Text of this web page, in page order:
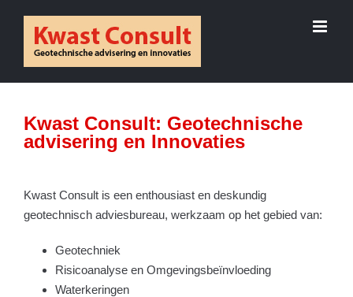
content
Kwast Consult: Geotechnische
advisering en Innovaties
Kwast Consult is een enthousiast en deskundig
geotechnisch adviesbureau, werkzaam op het gebied van:
Geotechniek
Risicoanalyse en Omgevingsbeïnvloeding
Waterkeringen